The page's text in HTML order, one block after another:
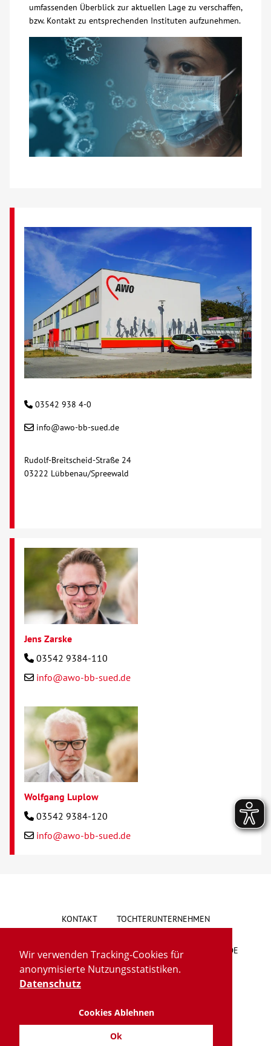
Wir verwenden Tracking-Cookies für
anonymisierte Nutzungsstatistiken.
Datenschutz
Cookies Ablehnen
Ok
AWO BB Süd
umfassenden Überblick zur aktuellen Lage zu verschaffen,
bzw. Kontakt zu entsprechenden Instituten aufzunehmen.
03542 938 4-0
info@awo-bb-sued.de
Rudolf-Breitscheid-Straße 24
03222 Lübbenau/Spreewald
Jens Zarske
03542 9384-110
info@awo-bb-sued.de
Wolfgang Luplow
03542 9384-120
info@awo-bb-sued.de
KONTAKT TOCHTERUNTERNEHMEN
HINWEISGEBERSYSTEM VORSCHLAG/BESCHWERDE
LIEFERKETTENGESETZ
IMPRESSUM DATENSCHUTZ